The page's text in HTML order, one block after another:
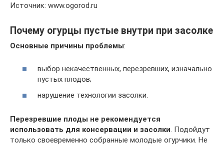
Источник: www.ogorod.ru
Почему огурцы пустые внутри при засолке
Основные причины проблемы:
выбор некачественных, перезревших, изначально
пустых плодов;
нарушение технологии засолки.
Перезревшие плоды не рекомендуется
использовать для консервации и засолки. Подойдут
только своевременно собранные молодые огурчики. Не